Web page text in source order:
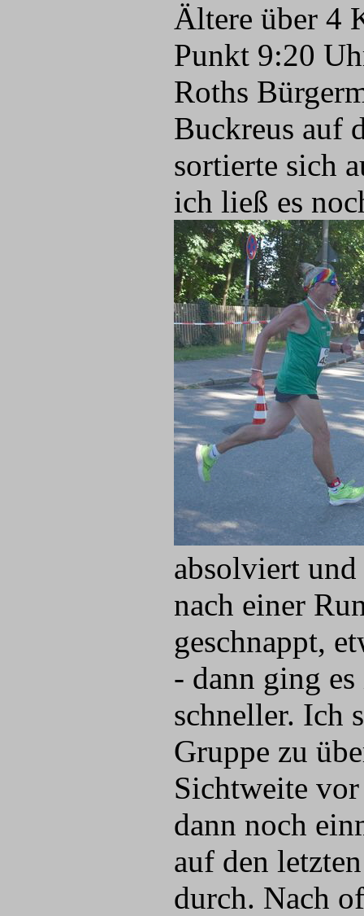
Ältere über 4
Punkt 9:20
Roths
Buckreus auf
sortierte sich
ich ließ es
absolviert
nach einer
geschnappt,
- dann ging
schneller. Ich
Gruppe zu
Sichtweite
dann noch
auf den
durch. Nach